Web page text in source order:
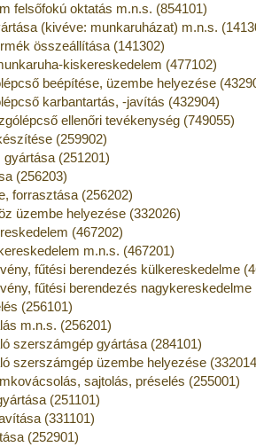
felsőfokú oktatás m.n.s. (854101)
(kivéve: munkaruházat) m.n.s.
összeállítása (141302)
kiskereskedelem (477102)
beépítése, üzembe helyezése
karbantartás, -javítás (432904)
ellenőri tevékenység (749055)
(259902)
gyártása (251201)
(256203)
forrasztása (256202)
üzembe helyezése (332026)
(467202)
m.n.s. (467201)
fűtési berendezés külkereskedelme
fűtési berendezés
(256101)
m.n.s. (256201)
szerszámgép gyártása (284101)
szerszámgép üzembe helyezése
sajtolás, préselés (255001)
(251101)
(331101)
(252901)